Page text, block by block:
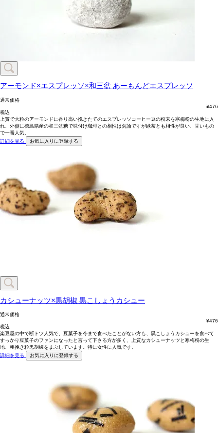
アーモンド×エスプレッソ×和三盆 あーもんどエスプレッソ
通常価格
¥476
税込
上質で大粒のアーモンドに香り高い挽きたてのエスプレッソコーヒー豆の粉末を寒梅粉の生地に入
れ、外側に徳島県産の和三盆糖で味付け珈琲との相性は勿論ですが緑茶とも相性が良い、甘いもの
で一番人気。
詳細を見る
お気に入りに登録する
カシューナッツ×黒胡椒 黒こしょうカシュー
通常価格
¥476
税込
楽豆屋の中で断トツ人気で、豆菓子を今まで食べたことがない方も、黒こしょうカシューを食べて
すっかり豆菓子のファンになったと言って下さる方が多く、上質なカシューナッツと寒梅粉の生
地、粗挽き粒黒胡椒をまぶしています。特に女性に人気です。
詳細を見る
お気に入りに登録する